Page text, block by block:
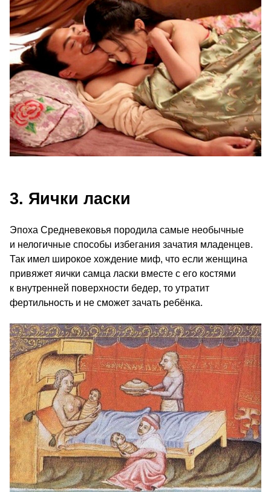
3. Яички ласки
Эпоха Средневековья породила самые необычные
и нелогичные способы избегания зачатия младенцев.
Так имел широкое хождение миф, что если женщина
привяжет яички самца ласки вместе с его костями
к внутренней поверхности бедер, то утратит
фертильность и не сможет зачать ребёнка.